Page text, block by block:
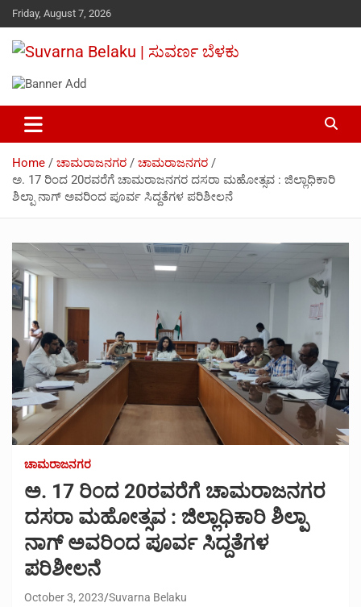
Skip
to
content
Friday, August 7, 2026
Suvarna Belaku | ಸುವರ್ಣ ಬೆಳಕು
Home ಚಾಮರಾಜನಗರ
ಚಾಮರಾಜನಗರ
ಅ. 17 ರಿಂದ 20ರವರೆಗೆ ಚಾಮರಾಜನಗರ ದಸರಾ ಮಹೋತ್ಸವ : ಜಿಲ್ಲಾಧಿಕಾರಿ
ಶಿಲ್ಪಾ ನಾಗ್ ಅವರಿಂದ ಪೂರ್ವ ಸಿದ್ದತೆಗಳ ಪರಿಶೀಲನೆ
ಚಾಮರಾಜನಗರ
ಅ. 17 ರಿಂದ 20ರವರೆಗೆ ಚಾಮರಾಜನಗರ
ದಸರಾ ಮಹೋತ್ಸವ : ಜಿಲ್ಲಾಧಿಕಾರಿ ಶಿಲ್ಪಾ
ನಾಗ್ ಅವರಿಂದ ಪೂರ್ವ ಸಿದ್ದತೆಗಳ
ಪರಿಶೀಲನೆ
October 3, 2023 Suvarna Belaku